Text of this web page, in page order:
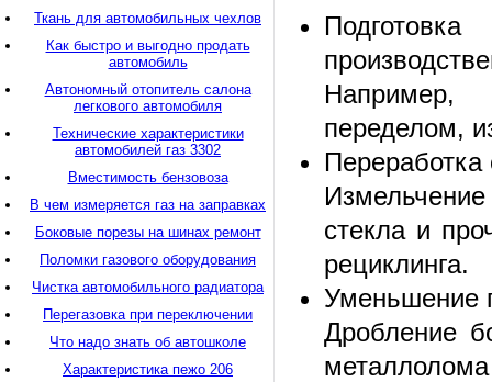
Например,
переделом,
стекла и
рециклинга.
Уменьшение
Дробление
Ткань для автомобильных чехлов
Как быстро и выгодно продать
автомобиль
Автономный отопитель салона
легкового автомобиля
Технические характеристики
автомобилей газ 3302
Вместимость бензовоза
В чем измеряется газ на заправках
Боковые порезы на шинах ремонт
Поломки газового оборудования
Чистка автомобильного радиатора
Перегазовка при переключении
Что надо знать об автошколе
Характеристика пежо 206